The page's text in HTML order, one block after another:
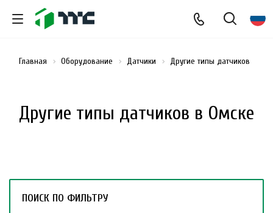
Другие типы датчиков в Омске
Главная Оборудование Датчики Другие типы датчиков
ПОИСК ПО ФИЛЬТРУ